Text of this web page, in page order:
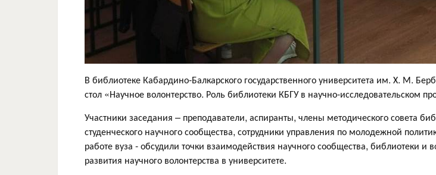
В библиотеке Кабардино-Балкарского государственного университета им. Х. М.
стол «Научное волонтерство. Роль библиотеки КБГУ в научно-исследовательском
Участники заседания – преподаватели, аспиранты, члены методического совета
студенческого научного сообщества, сотрудники управления по молодежной
работе вуза - обсудили точки взаимодействия научного сообщества, библиотеки и
развития научного волонтерства в университете.